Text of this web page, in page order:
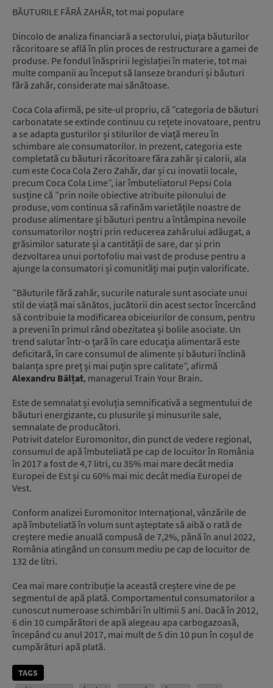
BĂUTURILE FĂRĂ ZAHĂR, tot mai populare
Dincolo de analiza financiară a sectorului, piața băuturilor
răcoritoare se află în plin proces de restructurare a gamei de
produse. Pe fondul înăspririi legislației în materie, tot mai
multe companii au început să lanseze branduri și băuturi
fără zahăr, considerate mai sănătoase.
Coca Cola afirmă, pe site-ul propriu, că ”categoria de băuturi
carbonatate se extinde continuu cu rețete inovatoare, pentru
a se adapta gusturilor și stilurilor de viață mereu în
schimbare ale consumatorilor. In prezent, categoria este
completată cu băuturi răcoritoare făra zahăr și calorii, ala
cum este Coca Cola Zero Zahăr, dar și cu inovatii locale,
precum Coca Cola Lime”, iar îmbuteliatorul Pepsi Cola
susține că ”prin noile obiective atribuite pilonului de
produse, vom continua să rafinăm varietățile noastre de
produse alimentare și băuturi pentru a întâmpina nevoile
consumatorilor noștri prin reducerea zahărului adăugat, a
grăsimilor saturate și a cantității de sare, dar și prin
dezvoltarea unui portofoliu mai vast de produse pentru a
ajunge la consumatori și comunități mai puțin valorificate.
”Băuturile fără zahăr, sucurile naturale sunt asociate unui
stil de viață mai sănătos, jucătorii din acest sector încercând
să contribuie la modificarea obiceiurilor de consum, pentru
a preveni în primul rând obezitatea și bolile asociate. Un
trend salutar într-o țară în care educația alimentară este
deficitară, în care consumul de alimente și băuturi înclină
balanța spre preț și mai puțin spre calitate”, afirmă
Alexandru Bălțat, managerul Train Your Brain.
Este de semnalat și evoluția semnificativă a segmentului de
băuturi energizante, cu plusurile și minusurile sale,
semnalate de producători.
Potrivit datelor Euromonitor, din punct de vedere regional,
consumul de apă îmbuteliată pe cap de locuitor în România
în 2017 a fost de 4,7 litri, cu 35% mai mare decât media
Europei de Est și cu 60% mai mic decât media Europei de
Vest.
Conform analizei Euromonitor Internațional, vânzările de
apă îmbuteliată în volum sunt așteptate să aibă o rată de
creștere medie anuală compusă de 7,2%, până în anul 2022,
România atingând un consum mediu pe cap de locuitor de
132 de litri.
Cea mai mare contribuție la această creștere vine de pe
segmentul de apă plată. Comportamentul consumatorilor a
cunoscut numeroase schimbări în ultimii 5 ani. Dacă în 2012,
6 din 10 cumpărători de apă alegeau apa carbogazoasă,
începând cu anul 2017, mai mult de 5 din 10 pun în coșul de
cumpărături apă plată.
TAGS